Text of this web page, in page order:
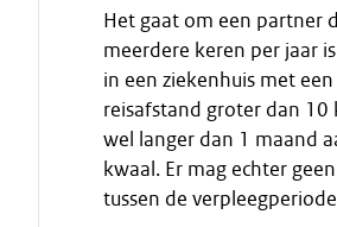
te
c
i
t
a
a
Het gaat om een partner
meerdere keren per jaar
in een ziekenhuis met
reisafstand groter dan 10
wel langer dan 1 maand
kwaal. Er mag echter
tussen de